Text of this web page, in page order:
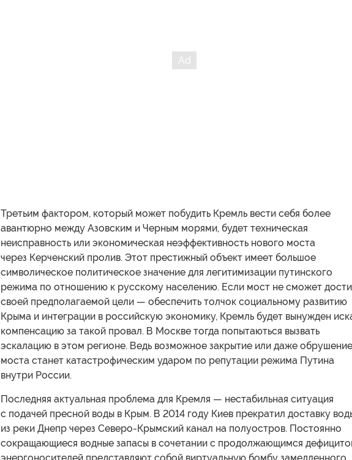
Третьим фактором, который может побудить Кремль вести себя более
авантюрно между Азовским и Черным морями, будет техническая
неисправность или экономическая неэффективность нового моста
через Керченский пролив. Этот престижный объект имеет большое
символическое политическое значение для легитимизации путинского
режима по отношению к русскому населению. Если мост не сможет
своей предполагаемой цели — обеспечить толчок социальному развитию
Крыма и интеграции в российскую экономику, Кремль будет вынужден
компенсацию за такой провал. В Москве тогда попытаються вызвать
эскалацию в этом регионе. Ведь возможное закрытие или даже обрушение
моста станет катастрофическим ударом по репутации режима Путина
внутри России.
Последняя актуальная проблема для Кремля — ​​нестабильная ситуация
с подачей пресной воды в Крым. В 2014 году Киев прекратил доставку
из реки Днепр через Северо-Крымский канал на полуостров. Постоянно
сокращающиеся водные запасы в сочетании с продолжающимся